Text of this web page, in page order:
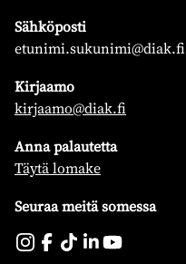
Sähköposti
etunimi.sukunimi@diak.fi
Kirjaamo
kirjaamo@diak.fi
Anna palautetta
Täytä lomake
Seuraa meitä somessa